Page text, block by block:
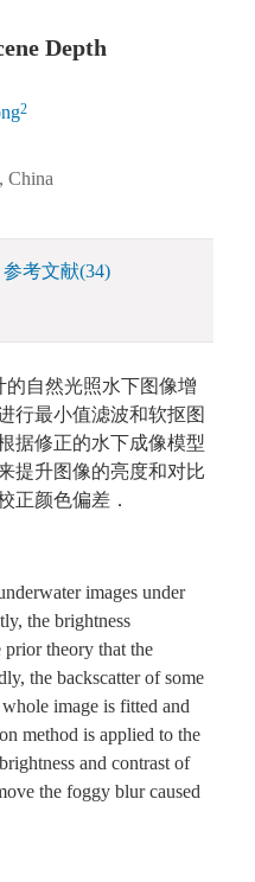
Depth
2
China
参考文献(34)
自然光照水下图像增
行最小值滤波和软抠图
据修正的水下成像模型
提升图像的亮度和对比
正颜色偏差．
images under
the brightness
prior theory that the
the backscatter of some
image is fitted and
method is applied to the
and contrast of
the foggy blur caused